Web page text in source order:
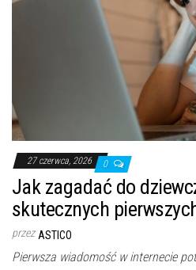
27 czerwca, 2026 0
Jak zagadać do
skutecznych
przez ASTICO
Pierwsza wiadomość w internecie